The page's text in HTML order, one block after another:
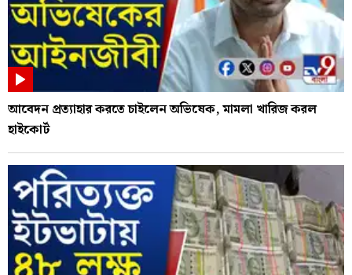
আবেদন প্রত্যাহার করতে চাইলেন অভিষেক, মামলা খারিজ করল
হাইকোর্ট